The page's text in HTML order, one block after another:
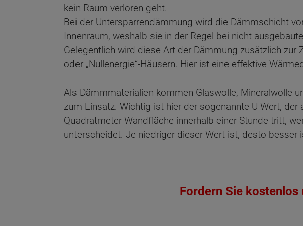
kein Raum verloren geht.
Bei der Untersparrendämmung wird die Dämmschicht
Innenraum, weshalb sie in der Regel bei nicht
Gelegentlich wird diese Art der Dämmung zusätzlich
oder „Nullenergie“-Häusern. Hier ist eine effektive
Als Dämmmaterialien kommen Glaswolle, Mineralwolle
zum Einsatz. Wichtig ist hier der sogenannte U-Wert,
Quadratmeter Wandfläche innerhalb einer Stunde tritt,
unterscheidet. Je niedriger dieser Wert ist, desto besser
Fordern Sie
Wonach möchten Sie